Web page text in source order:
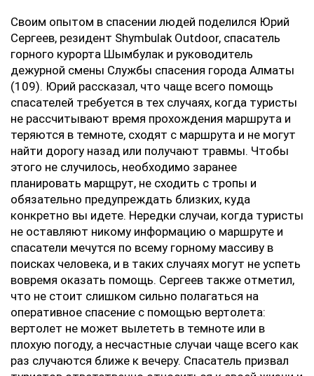
Своим опытом в спасении людей поделился Юрий
Сергеев, резидент Shymbulak Outdoor, спасатель
горного курорта Шымбулак и руководитель
дежурной смены Службы спасения города Алматы
(109). Юрий рассказал, что чаще всего помощь
спасателей требуется в тех случаях, когда туристы
не рассчитывают время прохождения маршрута и
теряются в темноте, сходят с маршрута и не могут
найти дорогу назад или получают травмы. Чтобы
этого не случилось, необходимо заранее
планировать марщрут, не сходить с тропы и
обязательно предупреждать близких, куда
конкретно вы идете. Нередки случаи, когда туристы
не оставляют никому информацию о маршруте и
спасатели мечутся по всему горному массиву в
поисках человека, и в таких случаях могут не успеть
вовремя оказать помощь. Сергеев также отметил,
что не стоит слишком сильно полагаться на
оперативное спасение с помощью вертолета:
вертолет не может вылететь в темноте или в
плохую погоду, а несчастные случаи чаще всего как
раз случаются ближе к вечеру. Спасатель призвал